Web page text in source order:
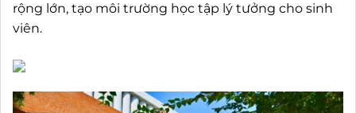
rộng lớn, tạo môi trường học tập lý tưởng cho sinh
viên.